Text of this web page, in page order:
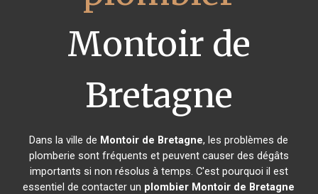
Montoir de
Bretagne
Dans la ville de Montoir de Bretagne, les problèmes de
plomberie sont fréquents et peuvent causer des dégâts
importants si non résolus à temps. C'est pourquoi il est
essentiel de contacter un plombier Montoir de Bretagne